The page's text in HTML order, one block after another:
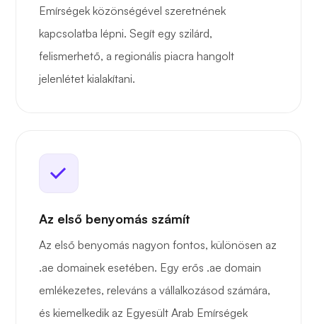
Emírségek közönségével szeretnének
kapcsolatba lépni. Segít egy szilárd,
felismerhető, a regionális piacra hangolt
jelenlétet kialakítani.
Az első benyomás számít
Az első benyomás nagyon fontos, különösen az
.ae domainek esetében. Egy erős .ae domain
emlékezetes, releváns a vállalkozásod számára,
és kiemelkedik az Egyesült Arab Emírségek